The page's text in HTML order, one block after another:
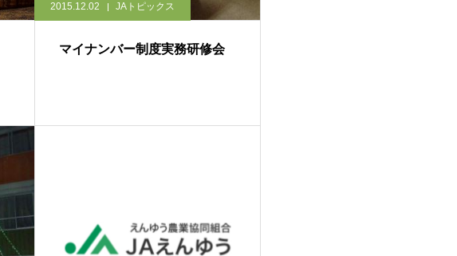
2015.12.02 JAトピックス
マイナンバー制度実務研修会